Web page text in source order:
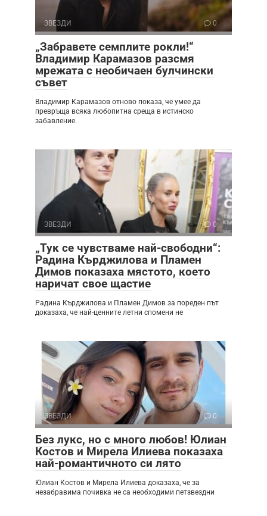
ЗВЕЗДИ 0
„Забравете семплите рокли!“
Владимир Карамазов разсмя
мрежата с необичаен булчински
съвет
Владимир Карамазов отново показа, че умее да
превръща всяка любопитна среща в истинско
забавление.
ЗВЕЗДИ 0
„Тук се чувстваме най-свободни“:
Радина Кърджилова и Пламен
Димов показаха мястото, което
наричат свое щастие
Радина Кърджилова и Пламен Димов за пореден път
доказаха, че най-ценните летни спомени не
ЗВЕЗДИ 0
Без лукс, но с много любов! Юлиан
Костов и Мирела Илиева показаха
най-романтичното си лято
Юлиан Костов и Мирела Илиева доказаха, че за
незабравима почивка не са необходими петзвездни